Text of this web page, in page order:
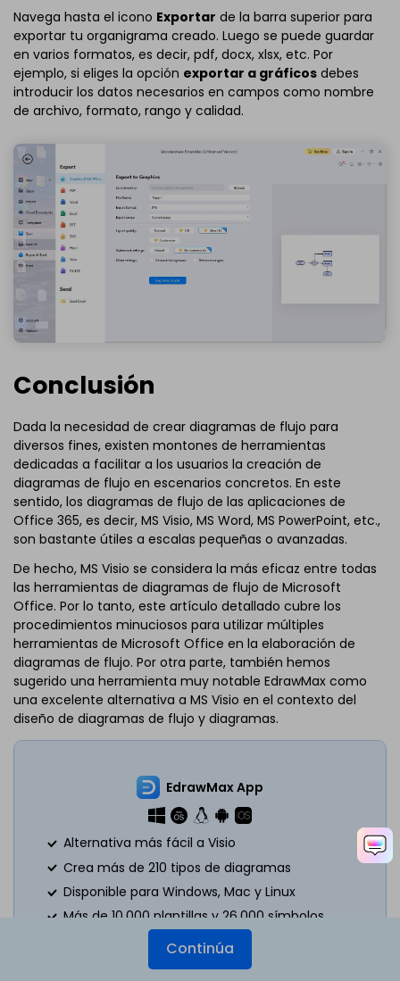
Navega hasta el icono Exportar de la barra superior para
exportar tu organigrama creado. Luego se puede guardar
en varios formatos, es decir, pdf, docx, xlsx, etc. Por
ejemplo, si eliges la opción exportar a gráficos debes
introducir los datos necesarios en campos como nombre
de archivo, formato, rango y calidad.
Conclusión
Dada la necesidad de crear diagramas de flujo para
diversos fines, existen montones de herramientas
dedicadas a facilitar a los usuarios la creación de
diagramas de flujo en escenarios concretos. En este
sentido, los diagramas de flujo de las aplicaciones de
Office 365, es decir, MS Visio, MS Word, MS PowerPoint, etc.,
son bastante útiles a escalas pequeñas o avanzadas.
De hecho, MS Visio se considera la más eficaz entre todas
las herramientas de diagramas de flujo de Microsoft
Office. Por lo tanto, este artículo detallado cubre los
procedimientos minuciosos para utilizar múltiples
herramientas de Microsoft Office en la elaboración de
diagramas de flujo. Por otra parte, también hemos
sugerido una herramienta muy notable EdrawMax como
una excelente alternativa a MS Visio en el contexto del
diseño de diagramas de flujo y diagramas.
EdrawMax App
Alternativa más fácil a Visio
Crea más de 210 tipos de diagramas
Disponible para Windows, Mac y Linux
Más de 10.000 plantillas y 26.000 símbolos
Más de 10 generadores de diagramas con IA
Continúa